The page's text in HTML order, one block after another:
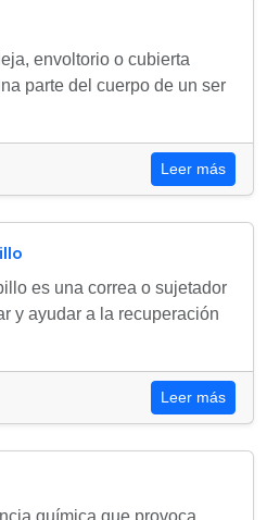
envoltorio o cubierta
parte del cuerpo de un ser
Leer más
es una correa o sujetador
y ayudar a la recuperación
Leer más
química que provoca